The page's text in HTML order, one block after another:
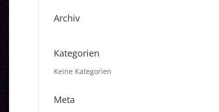
Archiv
Kategorien
Keine Kategorien
Meta